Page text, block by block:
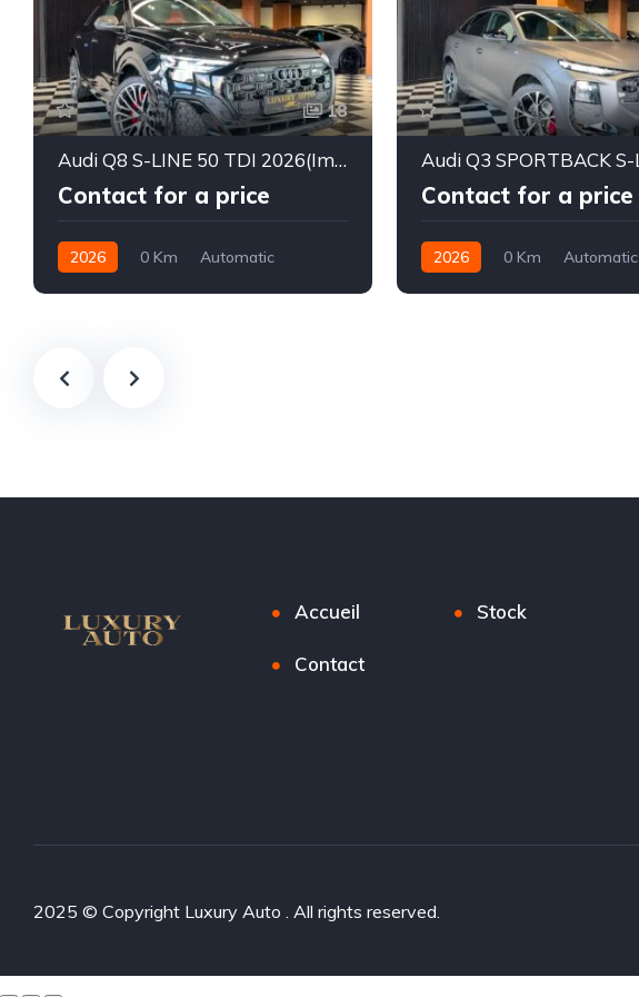
18
Audi Q8 S-LINE 50 TDI 2026(Importée Neuve)
Contact for a price
2026 0 Km
Automatic
Contact for a price
2026 0 Km
Automatic
Accueil Stock
Contact
2025 © Copyright Luxury Auto . All rights reserved.